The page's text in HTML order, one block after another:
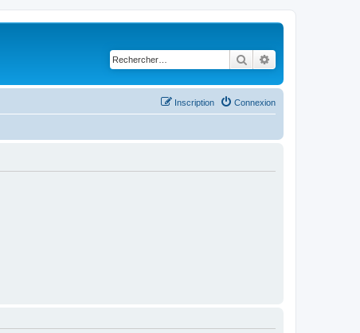
Rechercher
Connexion
Inscription